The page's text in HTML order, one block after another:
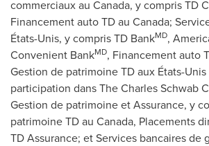
commerciaux au Canada, y compris TD
Financement auto TD au Canada;
États-Unis, y compris TD BankMD,
Convenient BankMD, Financement auto
Gestion de patrimoine TD aux États-
participation dans The Charles Schwab
Gestion de patrimoine et Assurance, y
patrimoine TD au Canada, Placements
TD Assurance; et Services bancaires de